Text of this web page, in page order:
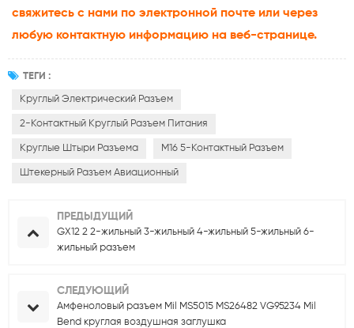
свяжитесь с нами по электронной почте или через
любую контактную информацию на веб-странице.
ТЕГИ :
Круглый Электрический Разъем
2-Контактный Круглый Разъем Питания
Круглые Штыри Разъема M16 5-Контактный Разъем
Штекерный Разъем Авиационный
ПРЕДЫДУЩИЙ
GX12 2 2-жильный 3-жильный 4-жильный 5-жильный 6-
жильный разъем
СЛЕДУЮЩИЙ
Амфеноловый разъем Mil MS5015 MS26482 VG95234 Mil
Bend круглая воздушная заглушка